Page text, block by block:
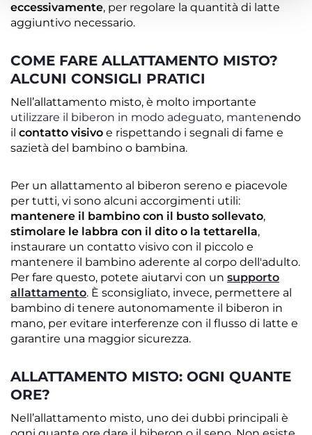
eccessivamente, per regolare la quantità di latte
aggiuntivo necessario.
COME FARE ALLATTAMENTO MISTO?
ALCUNI CONSIGLI PRATICI
Nell’allattamento misto, è molto importante
utilizzare il biberon in modo adeguato, mantenendo
il contatto visivo e rispettando i segnali di fame e
sazietà del bambino o bambina.
Per un allattamento al biberon sereno e piacevole
per tutti, vi sono alcuni accorgimenti utili:
mantenere il bambino con il busto sollevato,
stimolare le labbra con il dito o la tettarella,
instaurare un contatto visivo con il piccolo e
mantenere il bambino aderente al corpo dell'adulto.
Per fare questo, potete aiutarvi con un supporto
allattamento. È sconsigliato, invece, permettere al
bambino di tenere autonomamente il biberon in
mano, per evitare interferenze con il flusso di latte e
garantire una maggior sicurezza.
ALLATTAMENTO MISTO: OGNI QUANTE
ORE?
Nell’allattamento misto, uno dei dubbi principali è